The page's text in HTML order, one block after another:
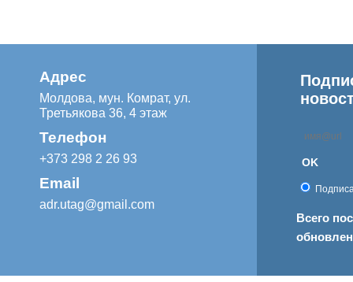
Адрес
Молдова, мун. Комрат, ул.
Третьякова 36, 4 этаж
Телефон
+373 298 2 26 93
Email
adr.utag@gmail.com
OK
Всего